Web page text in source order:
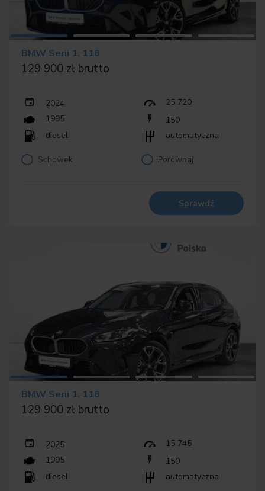
BMW Serii 1, 118
129 900 zł brutto
2024
25 720
1995
150
diesel
automatyczna
Schowek Porównaj
Sprawdź
BMW Serii 1, 118
129 900 zł brutto
2025
15 745
1995
150
diesel
automatyczna